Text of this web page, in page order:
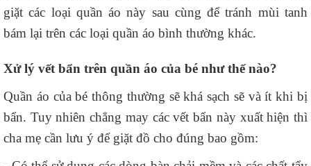
giặt các loại quần áo này sau cùng để tránh mùi tanh
bám lại trên các loại quần áo bình thường khác.
Xử lý vết bẩn trên quần áo của bé như thế nào?
Quần áo của bé thông thường sẽ khá sạch sẽ và ít khi bị
bẩn. Tuy nhiên chẳng may các vết bẩn này xuất hiện thì
cha mẹ cần lưu ý để giặt đồ cho đúng bao gồm: